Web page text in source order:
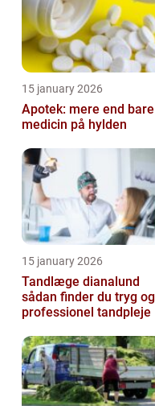
15 january 2026
Apotek: mere end bare
medicin på hylden
15 january 2026
Tandlæge dianalund
sådan finder du tryg og
professionel tandpleje